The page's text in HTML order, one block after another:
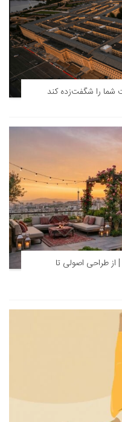
شما را شگفت‌زده کند
| از طراحی اصولی تا